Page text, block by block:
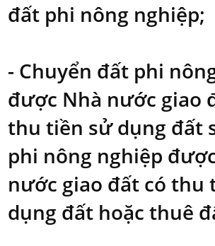
đất phi nông nghiệp;
- Chuyển đất phi
được Nhà nước giao
thu tiền sử dụng đất
phi nông nghiệp
nước giao đất có thu
dụng đất hoặc thuê